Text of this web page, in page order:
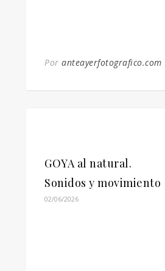
Por anteayerfotografico.com
GOYA al natural.
Sonidos y movimiento
02/06/2026